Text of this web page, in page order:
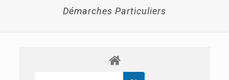
Démarches Particuliers